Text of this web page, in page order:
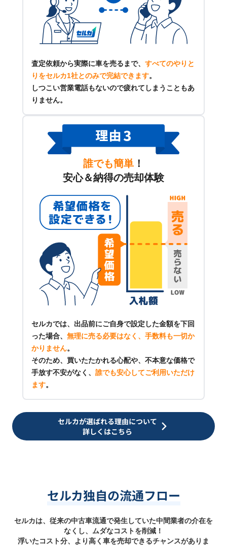
査定依頼から実際に車を売るまで、 すべてのやりと
りをセルカ1社とのみで完結できます。
しつこい営業電話もないので疲れてしまうこともあ
りません。
誰でも簡単 ！
安心＆納得の売却体験
セルカでは、出品前にご自身で設定した金額を下回
った場合、 無理に売る必要はなく、手数料も一切か
かりません。
そのため、買いたたかれる心配や、不本意な価格で
手放す不安がなく、 誰でも安心してご利用いただけ
ます。
セルカが選ばれる理由について
詳しくはこちら
セルカ独自の流通フロー
セルカは、従来の中古車流通で発生していた中間業者の介在を
なくし、ムダなコストを削減！
浮いたコスト分、より高く車を売却できるチャンスがありま